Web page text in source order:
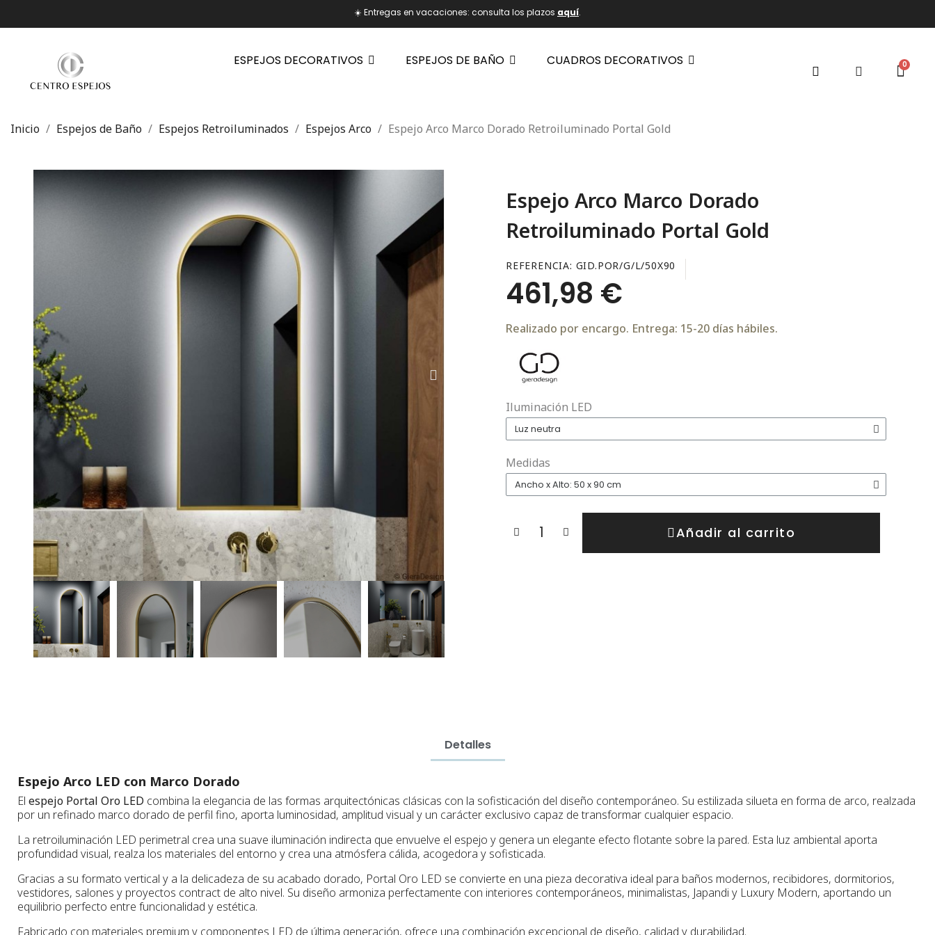
☀️ Entregas en vacaciones: consulta los plazos aquí.
ESPEJOS DECORATIVOS ESPEJOS DE BAÑO CUADROS DECORATIVOS
Inicio Espejos de Baño Espejos Retroiluminados Espejos Arco Espejo Arco Marco Dorado Retroiluminado Portal Gold
Espejo Arco Marco Dorado
Retroiluminado Portal Gold
REFERENCIA GID.POR/G/L/50X90
461,98 €
Realizado por encargo. Entrega: 15-20 días hábiles.
Iluminación LED
Medidas
Añadir al carrito
Detalles
Espejo Arco LED con Marco Dorado
El espejo Portal Oro LED combina la elegancia de las formas arquitectónicas clásicas con la sofisticación del diseño contemporáneo. Su estilizada silueta en forma de arco, realzada
por un refinado marco dorado de perfil fino, aporta luminosidad, amplitud visual y un carácter exclusivo capaz de transformar cualquier espacio.
La retroiluminación LED perimetral crea una suave iluminación indirecta que envuelve el espejo y genera un elegante efecto flotante sobre la pared. Esta luz ambiental aporta
profundidad visual, realza los materiales del entorno y crea una atmósfera cálida, acogedora y sofisticada.
Gracias a su formato vertical y a la delicadeza de su acabado dorado, Portal Oro LED se convierte en una pieza decorativa ideal para baños modernos, recibidores, dormitorios,
vestidores, salones y proyectos contract de alto nivel. Su diseño armoniza perfectamente con interiores contemporáneos, minimalistas, Japandi y Luxury Modern, aportando un
equilibrio perfecto entre funcionalidad y estética.
Fabricado con materiales premium y componentes LED de última generación, ofrece una combinación excepcional de diseño, calidad y durabilidad.